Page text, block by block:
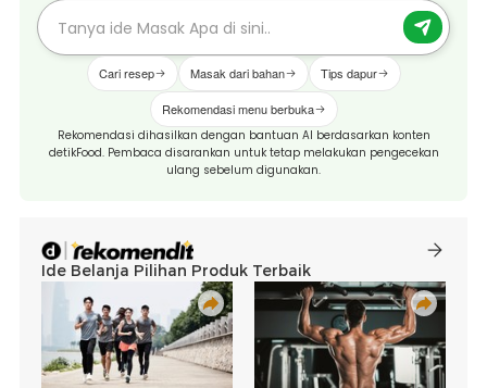
Cari resep Masak dari bahan Tips dapur
Rekomendasi menu berbuka
Rekomendasi dihasilkan dengan bantuan AI berdasarkan konten
detikFood. Pembaca disarankan untuk tetap melakukan pengecekan
ulang sebelum digunakan.